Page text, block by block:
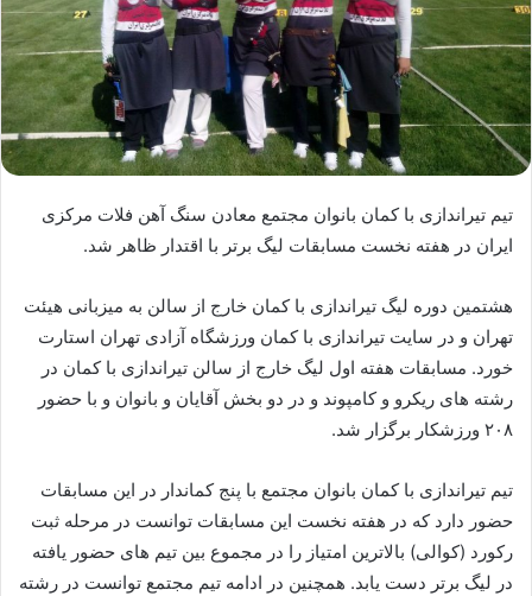
تیم تیراندازی با کمان بانوان مجتمع معادن سنگ آهن فلات مرکزی
ایران در هفته نخست مسابقات لیگ برتر با اقتدار ظاهر شد.
هشتمین دوره لیگ تیراندازی با کمان خارج از سالن به میزبانی هیئت
تهران و در سایت تیراندازی با کمان ورزشگاه آزادی تهران استارت
خورد. مسابقات هفته اول لیگ خارج از سالن تیراندازی با کمان در
رشته های ریکرو و کامپوند و در دو بخش آقایان و بانوان و با حضور
۲۰۸ ورزشکار برگزار شد.
تیم تیراندازی با کمان بانوان مجتمع با پنج کماندار در این مسابقات
حضور دارد که در هفته نخست این مسابقات توانست در مرحله ثبت
رکورد (کوالی) بالاترین امتیاز را در مجموع بین تیم های حضور یافته
در لیگ برتر دست یابد. همچنین در ادامه تیم مجتمع توانست در رشته